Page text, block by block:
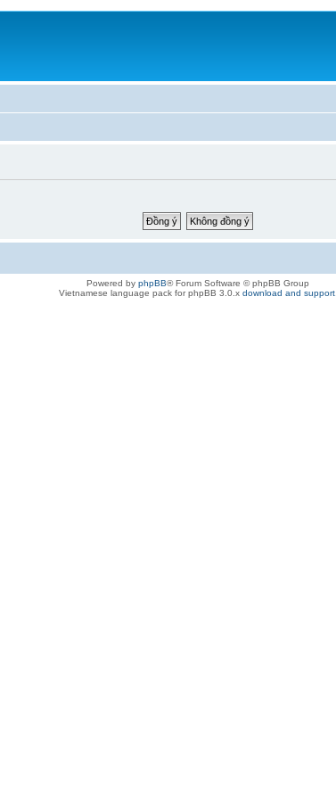
Powered by phpBB® Forum Software © phpBB Group
Vietnamese language pack for phpBB 3.0.x download and support.